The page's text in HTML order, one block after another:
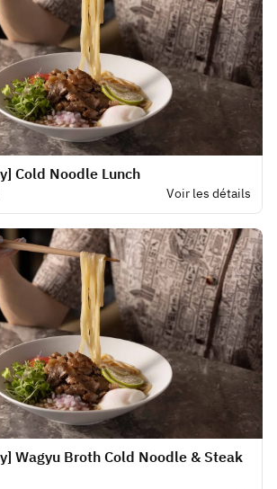
Cold Noodle Lunch
Voir les détails
Wagyu Broth Cold Noodle & Steak